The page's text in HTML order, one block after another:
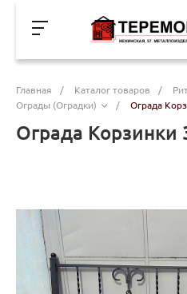
Главная / Каталог товаров /
Ограды (Оградки)
/ Ограда
Ограда Корзинки